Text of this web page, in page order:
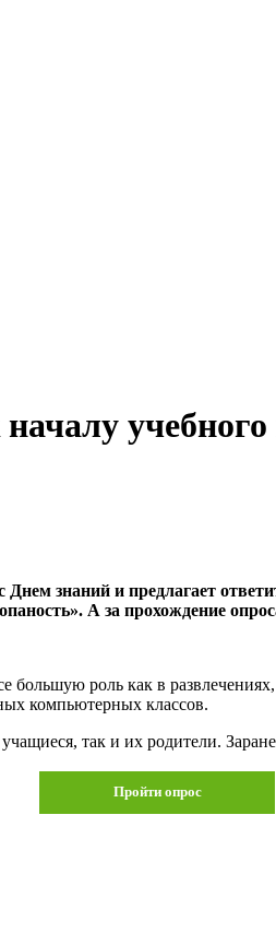
учебного
знаний и предлагает
А за прохождение
роль как в развлечениях,
компьютерных классов.
так и их родители.
Пройти опрос